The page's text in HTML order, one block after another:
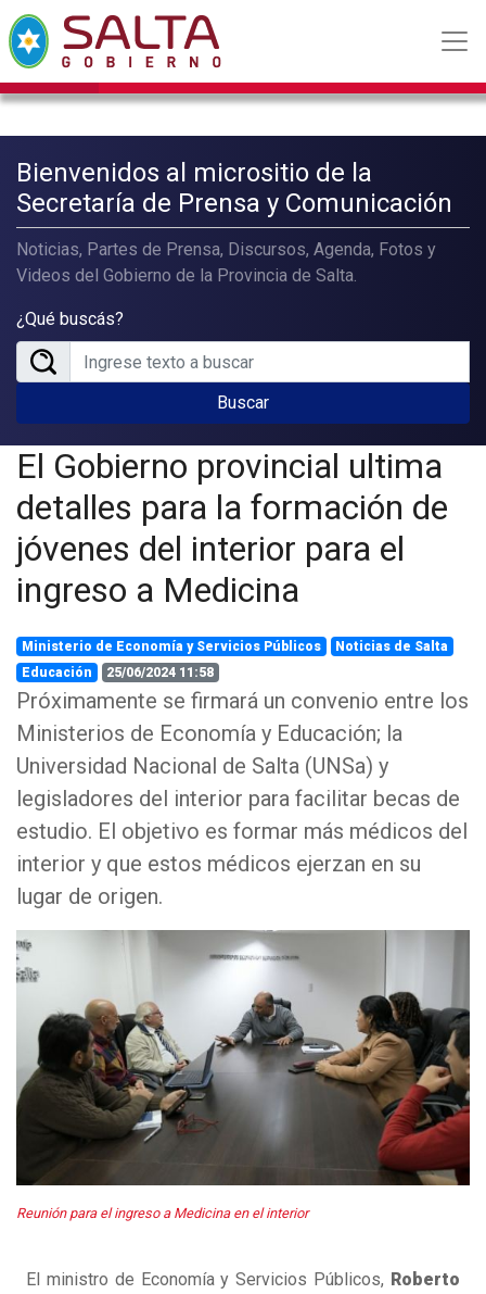
Bienvenidos al micrositio de la
Secretaría de Prensa y Comunicación
Noticias, Partes de Prensa, Discursos, Agenda, Fotos y
Videos del Gobierno de la Provincia de Salta.
¿Qué buscás?
Buscar
El Gobierno provincial ultima
detalles para la formación de
jóvenes del interior para el
ingreso a Medicina
Ministerio de Economía y Servicios Públicos
Noticias de Salta
Educación
25/06/2024 11:58
Próximamente se firmará un convenio entre los
Ministerios de Economía y Educación; la
Universidad Nacional de Salta (UNSa) y
legisladores del interior para facilitar becas de
estudio. El objetivo es formar más médicos del
interior y que estos médicos ejerzan en su
lugar de origen.
Reunión para el ingreso a Medicina en el interior
El ministro de Economía y Servicios Públicos, Roberto